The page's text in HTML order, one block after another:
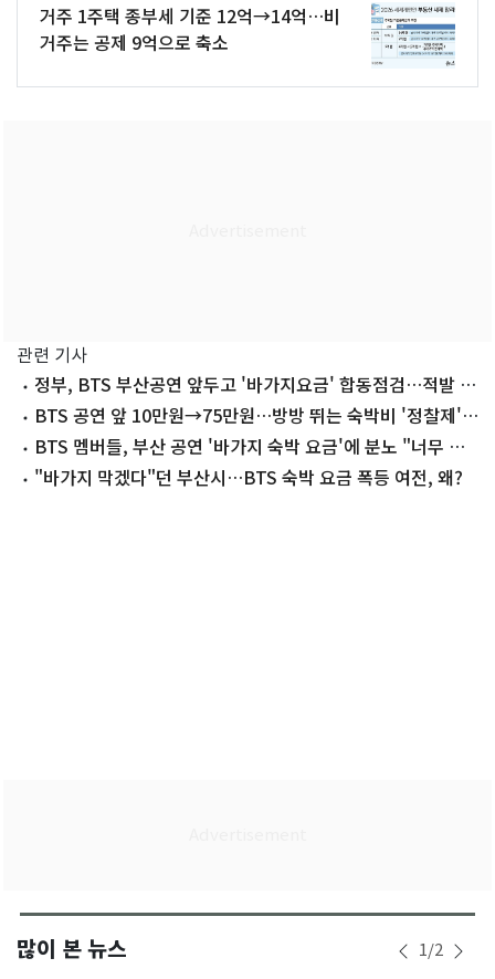
거주 1주택 종부세 기준 12억→14억…비
거주는 공제 9억으로 축소
관련 기사
정부, BTS 부산공연 앞두고 '바가지요금' 합동점검…적발 시
세무조사
BTS 공연 앞 10만원→75만원…방방 뛰는 숙박비 '정찰제'로
묶는다
BTS 멤버들, 부산 공연 '바가지 숙박 요금'에 분노 "너무 심
해…적당히 합시다"
"바가지 막겠다"던 부산시…BTS 숙박 요금 폭등 여전, 왜?
많이 본 뉴스 1/2